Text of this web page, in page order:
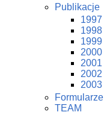
Publikacje
1997
1998
1999
2000
2001
2002
2003
Formularze
TEAM